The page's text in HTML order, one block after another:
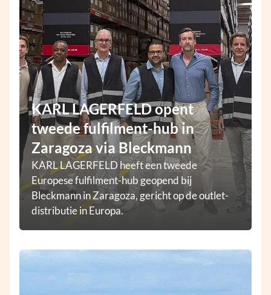
KARL LAGERFELD opent
tweede fulfilment-hub in
Zaragoza via Bleckmann
KARL LAGERFELD heeft een tweede
Europese fulfilment-hub geopend bij
Bleckmann in Zaragoza, gericht op de outlet-
distributie in Europa.